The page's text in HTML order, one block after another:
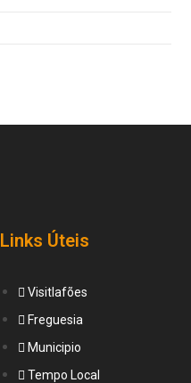
Links Úteis
Visitlafões
Freguesia
Municipio
Tempo Local